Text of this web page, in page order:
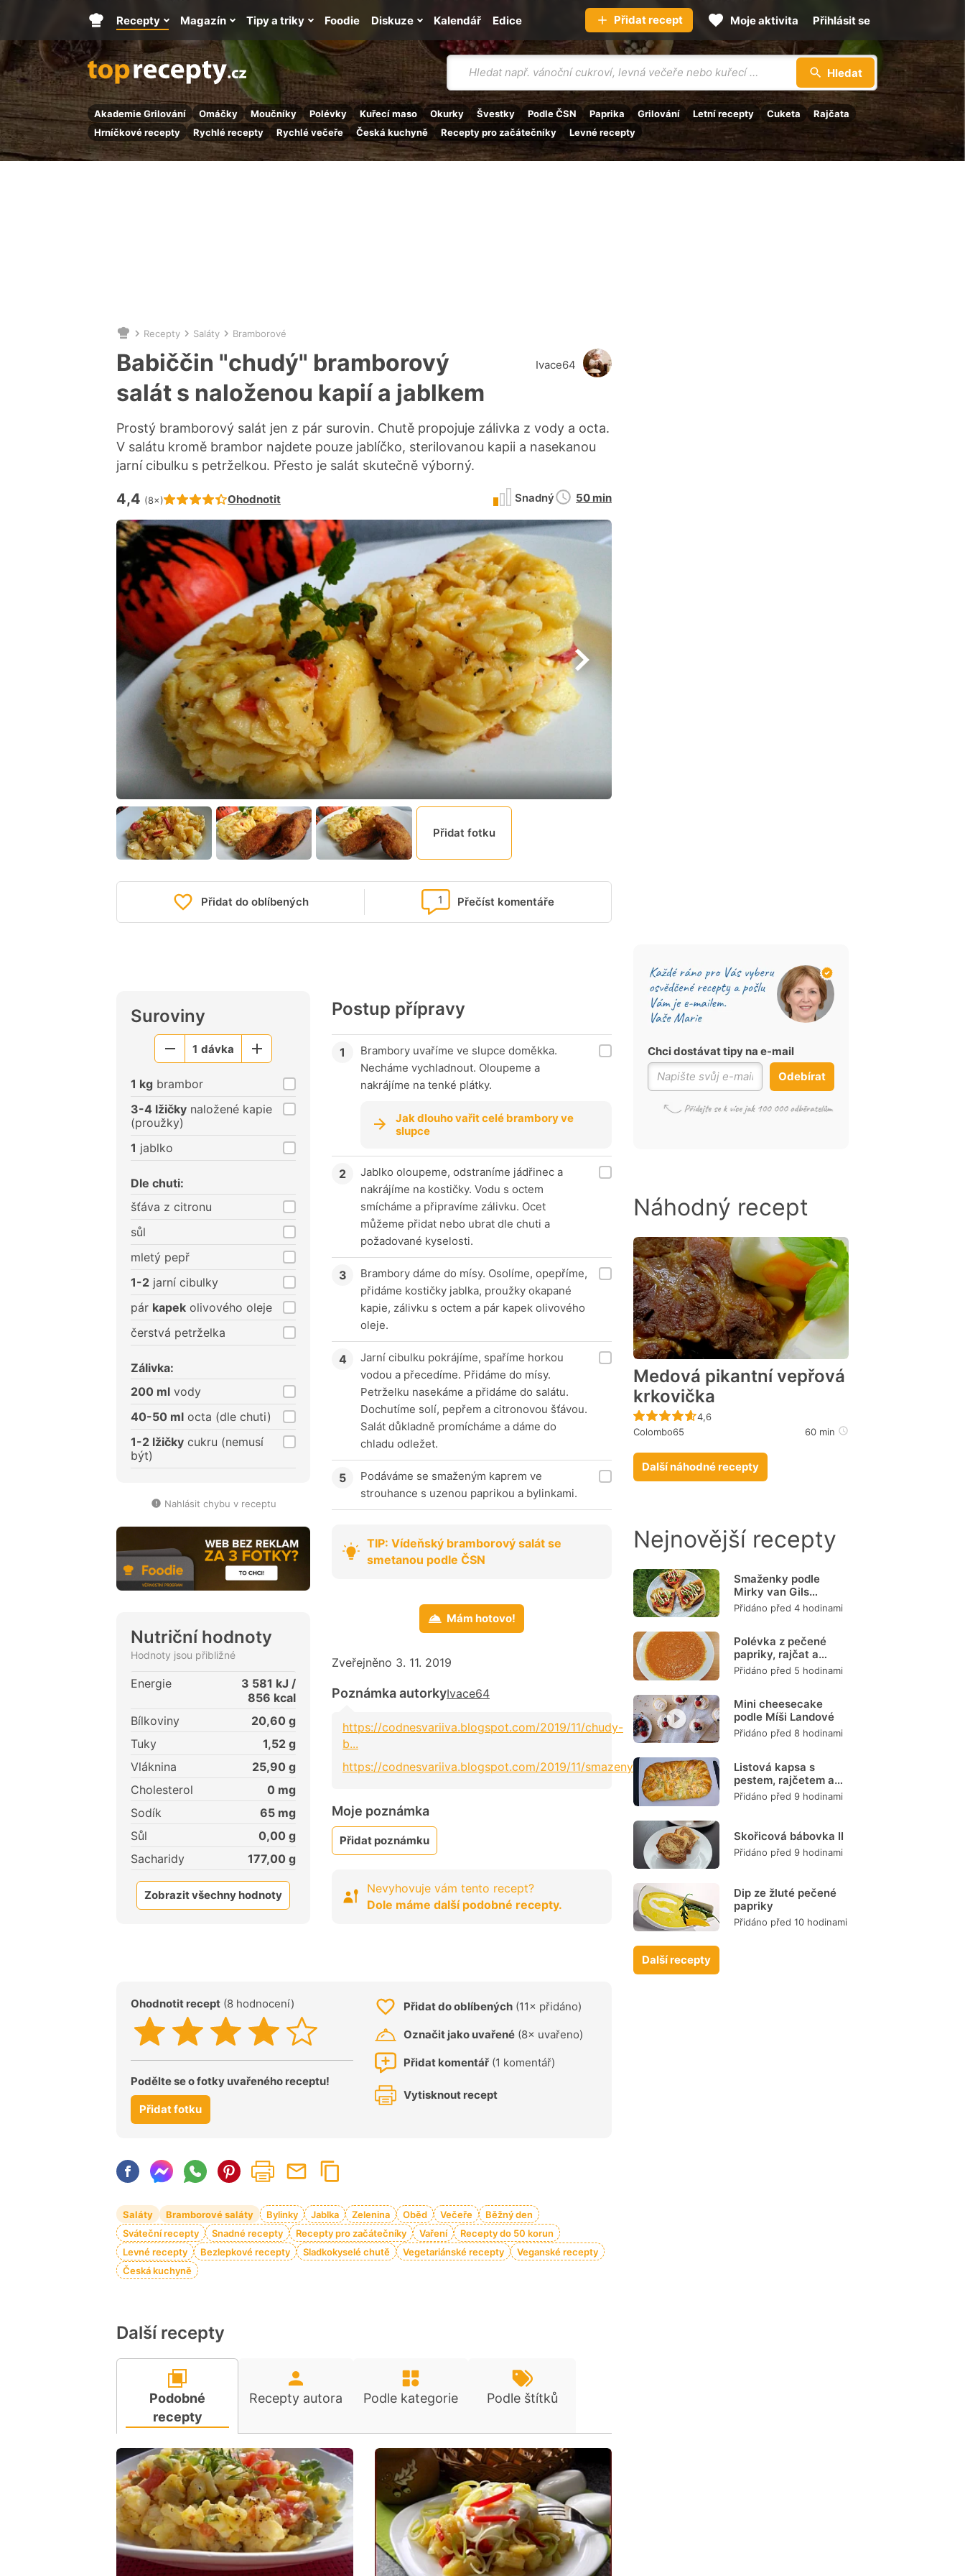
Vyhledávání
Hledat
Akademie Grilování Omáčky Moučníky Polévky Kuřecí maso Okurky Švestky Podle ČSN Paprika Grilování Letní recepty Cuketa
Rajčata
Hrníčkové recepty
Rychlé recepty Rychlé večeře Česká kuchyně Recepty pro začátečníky Levné recepty
Hlavní
stránka
Recepty Magazín Tipy a triky Kalendář
Foodie Diskuze Edice Přidat recept Moje aktivita Přihlásit se
Nacházíte
se
zde:
Recepty Saláty Bramborové
Babiččin "chudý" bramborový
salát s naloženou kapií a jablkem
Prostý bramborový salát jen z pár surovin. Chutě propojuje zálivka z vody a octa.
V salátu kromě brambor najdete pouze jablíčko, sterilovanou kapii a nasekanou
jarní cibulku s petrželkou. Přesto je salát skutečně výborný.
Hodnocení receptu je
4,4 (8×) Ohodnotit
Ivace64
Snadný
Doba
50 min
Přidat fotku
Přidat do oblíbených Přečíst komentáře
1
Suroviny
Menší
1 dávka
Větší
1 kg brambor
3-4 lžičky naložené kapie
(proužky)
1 jablko
Dle chuti:
šťáva z citronu
sůl
mletý pepř
1-2 jarní cibulky
pár kapek olivového oleje
čerstvá petrželka
Zálivka:
200 ml vody
40-50 ml octa (dle chuti)
1-2 lžičky cukru (nemusí
být)
Nahlásit chybu v receptu
Nutriční hodnoty
Hodnoty jsou přibližné
Energie 3 581 kJ /
856 kcal
Bílkoviny
20,60 g
Tuky
1,52 g
Vláknina
25,90 g
Cholesterol
0 mg
Sodík
65 mg
Sůl
0,00 g
Sacharidy
177,00 g
Zobrazit všechny hodnoty
Postup přípravy
Brambory uvaříme ve slupce doměkka.
Necháme vychladnout. Oloupeme a
nakrájíme na tenké plátky.
Jak dlouho vařit celé brambory ve
slupce
Jablko oloupeme, odstraníme jádřinec a
nakrájíme na kostičky. Vodu s octem
smícháme a připravíme zálivku. Ocet
můžeme přidat nebo ubrat dle chuti a
požadované kyselosti.
Brambory dáme do mísy. Osolíme, opepříme,
přidáme kostičky jablka, proužky okapané
kapie, zálivku s octem a pár kapek olivového
oleje.
Jarní cibulku pokrájíme, spaříme horkou
vodou a přecedíme. Přidáme do mísy.
Petrželku nasekáme a přidáme do salátu.
Dochutíme solí, pepřem a citronovou šťávou.
Salát důkladně promícháme a dáme do
chladu odležet.
Podáváme se smaženým kaprem ve
strouhance s uzenou paprikou a bylinkami.
TIP: Vídeňský bramborový salát se
smetanou podle ČSN
Mám hotovo!
Zveřejněno 3. 11. 2019
Poznámka autorkyIvace64
https://codnesvariiva.blogspot.com/2019/11/chudy-
b...
https://codnesvariiva.blogspot.com/2019/11/smazeny...
Moje poznámka
Přidat poznámku
Nevyhovuje vám tento recept?
Dole máme další podobné recepty.
Ohodnotit recept (8 hodnocení)
Podělte se o fotky uvařeného receptu!
Přidat fotku
Přidat do oblíbených (11× přidáno)
Označit jako uvařené (8× uvařeno)
Přidat komentář (1 komentář)
Vytisknout recept
Saláty Bramborové saláty Bylinky Jablka Zelenina Oběd Večeře
Běžný den
Sváteční recepty
Snadné recepty Recepty pro začátečníky Vaření
Recepty do 50 korun
Levné recepty
Bezlepkové recepty Sladkokyselé chutě Vegetariánské recepty
Veganské recepty
Česká kuchyně
Další recepty
Podobné
recepty
Recepty autora Podle kategorie Podle štítků
Chci dostávat tipy na e-mail
Odebírat
Náhodný recept
Medová pikantní vepřová
krkovička
Recept ještě nebyl hodnocen
4,6
Colombo65
60 min
Další náhodné recepty
Nejnovější recepty
Smaženky podle
Mirky van Gils
Slavíkové
Přidáno před 4 hodinami
Polévka z pečené
papriky, rajčat a
mrkve
Přidáno před 5 hodinami
Mini cheesecake
podle Míši Landové
Přidáno před 8 hodinami
Listová kapsa s
pestem, rajčetem a
mozzarellou
Přidáno před 9 hodinami
Skořicová bábovka II
Přidáno před 9 hodinami
Dip ze žluté pečené
papriky
Přidáno před 10 hodinami
Další recepty